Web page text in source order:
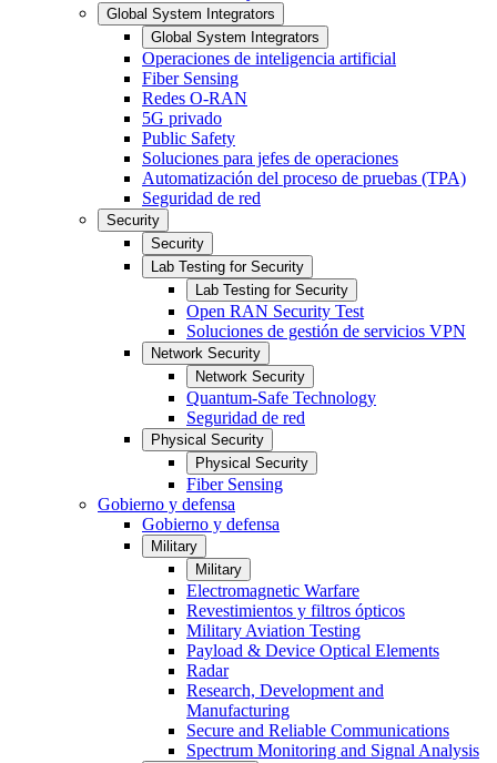
Global System Integrators
Global System Integrators
Operaciones de inteligencia artificial
Fiber Sensing
Redes O-RAN
5G privado
Public Safety
Soluciones para jefes de operaciones
Automatización del proceso de pruebas (TPA)
Seguridad de red
Security
Security
Lab Testing for Security
Lab Testing for Security
Open RAN Security Test
Soluciones de gestión de servicios VPN
Network Security
Network Security
Quantum-Safe Technology
Seguridad de red
Physical Security
Physical Security
Fiber Sensing
Gobierno y defensa
Gobierno y defensa
Military
Military
Electromagnetic Warfare
Revestimientos y filtros ópticos
Military Aviation Testing
Payload & Device Optical Elements
Radar
Research, Development and
Manufacturing
Secure and Reliable Communications
Spectrum Monitoring and Signal Analysis